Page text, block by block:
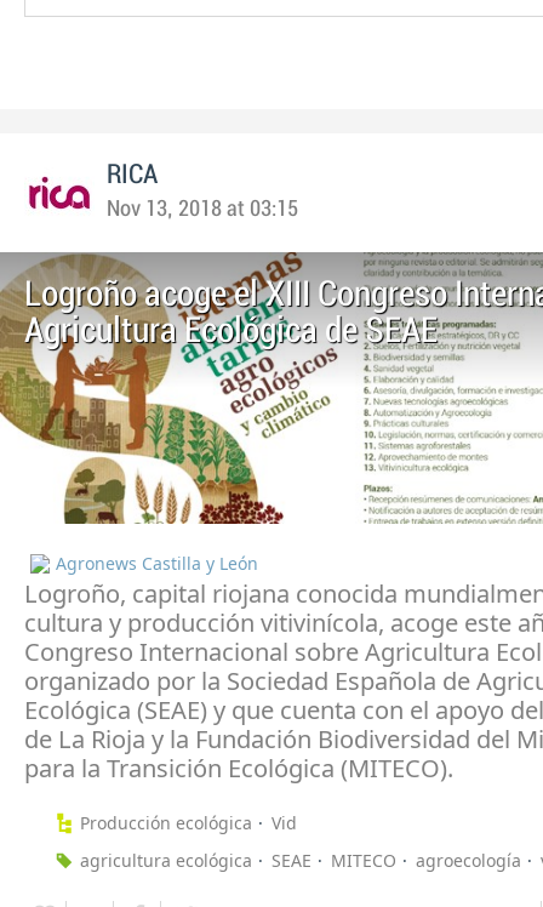
RICA
Nov 13, 2018 at 03:15
Logroño acoge el XIII Congreso
Agricultura Ecológica de SEAE
Agronews Castilla y León
Logroño, capital riojana conocida
cultura y producción vitivinícola, acoge este
Congreso Internacional sobre Agricultura
organizado por la Sociedad Española de
Ecológica (SEAE) y que cuenta con el apoyo
de La Rioja y la Fundación Biodiversidad del
para la Transición Ecológica (MITECO).
Producción ecológica
Vid
agricultura ecológica
SEAE MITECO agroecología